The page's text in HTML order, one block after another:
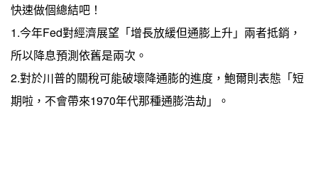
快速做個總結吧！
1.今年Fed對經濟展望「增長放緩但通膨上升」兩者抵銷，
所以降息預測依舊是兩次。
2.對於川普的關稅可能破壞降通膨的進度，鮑爾則表態「短
期啦，不會帶來1970年代那種通膨浩劫」。